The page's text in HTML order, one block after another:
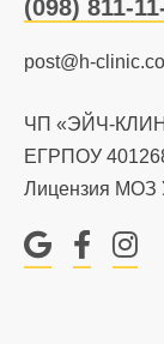
(098) 811-
post@h-
ЧП «ЭЙЧ-
ЕГРПОУ
Лицензия МОЗ